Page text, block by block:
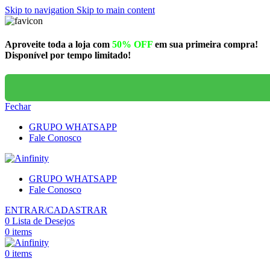
Skip to navigation Skip to main content
Aproveite toda a loja com 50% OFF em sua primeira compra!
Disponível por tempo limitado!
Fechar
GRUPO WHATSAPP
Fale Conosco
GRUPO WHATSAPP
Fale Conosco
ENTRAR/CADASTRAR
0 Lista de Desejos
0 items
0 items